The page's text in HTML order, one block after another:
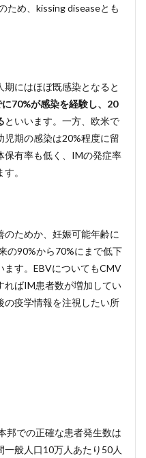
ため、kissing diseaseとも
にはほぼ既感染となると
70%が感染を経験し、20
といいます。一方、欧米で
児期の感染は20%程度に留
保有率も低く、IMの発症率
。
ためか、妊娠可能年齢に
の90%から70%にまで低下
ます。EBVについてもCMV
ればIM患者数が増加してい
の疫学情報を注視したい所
邦での正確な患者発生数は
般人口10万人あたり50人